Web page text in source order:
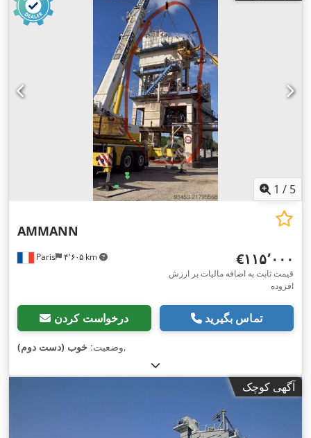
1 / 5
Paris ۴٬۶۰۵ km
AMMANN
‎€۱۱۵٬۰۰۰
قیمت ثابت به اضافه مالیات بر ارزش
افزوده
درخواست کردن تماس بگیرید
وضعیت: خوب (دست دوم) ,
آگهی کوچک